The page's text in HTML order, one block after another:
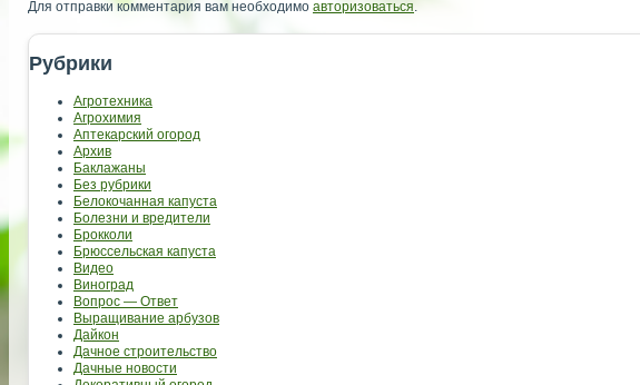
Для отправки комментария вам необходимо авторизоваться.
Рубрики
Агротехника
Агрохимия
Аптекарский огород
Архив
Баклажаны
Без рубрики
Белокочанная капуста
Болезни и вредители
Брокколи
Брюссельская капуста
Видео
Виноград
Вопрос — Ответ
Выращивание арбузов
Дайкон
Дачное строительство
Дачные новости